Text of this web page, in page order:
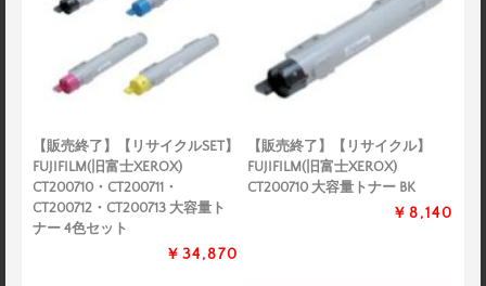
【販売終了】【リサイクルSET】
FUJIFILM(旧富士XEROX)
CT200710・CT200711・
CT200712・CT200713 大容量ト
ナー 4色セット
￥34,870
【販売終了】【リサイクル】
FUJIFILM(旧富士XEROX)
CT200710 大容量トナー BK
￥8,140